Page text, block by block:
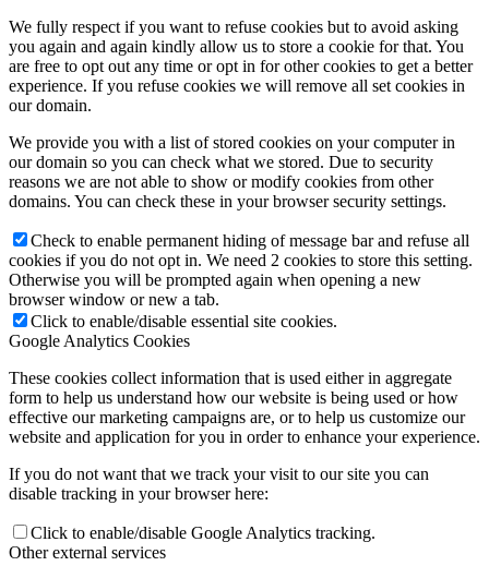
We fully respect if you want to refuse cookies but to avoid asking
you again and again kindly allow us to store a cookie for that. You
are free to opt out any time or opt in for other cookies to get a better
experience. If you refuse cookies we will remove all set cookies in
our domain.
We provide you with a list of stored cookies on your computer in
our domain so you can check what we stored. Due to security
reasons we are not able to show or modify cookies from other
domains. You can check these in your browser security settings.
Check to enable permanent hiding of message bar and refuse all
cookies if you do not opt in. We need 2 cookies to store this setting.
Otherwise you will be prompted again when opening a new
browser window or new a tab.
Click to enable/disable essential site cookies.
Google Analytics Cookies
These cookies collect information that is used either in aggregate
form to help us understand how our website is being used or how
effective our marketing campaigns are, or to help us customize our
website and application for you in order to enhance your experience.
If you do not want that we track your visit to our site you can
disable tracking in your browser here:
Click to enable/disable Google Analytics tracking.
Other external services